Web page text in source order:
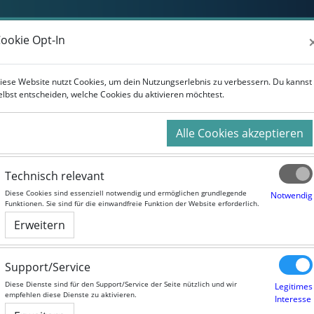
Weiterbildung Studium Für Unternehmen
Opt-In
Website nutzt Cookies, um dein Nutzungserlebnis zu verbessern. Du kannst
entscheiden, welche Cookies du aktivieren möchtest.
Alle Cookies akzeptieren
Technisch relevant
Diese Cookies sind essenziell notwendig und ermöglichen grundlegende
Funktionen. Sie sind für die einwandfreie Funktion der Website erforderlich.
Notwendig
Erweitern
Support/Service
Diese Dienste sind für den Support/Service der Seite nützlich und wir
empfehlen diese Dienste zu aktivieren.
Legitimes
Interesse
Opt-In
Website nutzt Cookies, um dein Nutzungserlebnis zu verbessern. Du kannst
entscheiden, welche Cookies du aktivieren möchtest.
Alle Cookies akzeptieren
Technisch relevant
Diese Cookies sind essenziell notwendig und ermöglichen grundlegende
Funktionen. Sie sind für die einwandfreie Funktion der Website erforderlich.
Notwendig
Erweitern
Support/Service
Diese Dienste sind für den Support/Service der Seite nützlich und wir
empfehlen diese Dienste zu aktivieren.
Legitimes
Interesse